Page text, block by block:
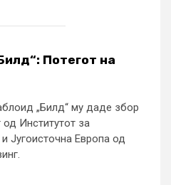
Потегот на
„Билд“ му даде збор
од Институтот за
Југоисточна Европа од